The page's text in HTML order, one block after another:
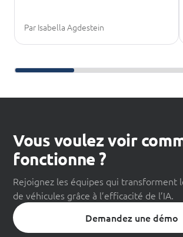
Par Isabella Agdestein
Faire défiler les lectures complémentaires
Vous voulez voir
fonctionne ?
Rejoignez les équipes qui transforment
de véhicules grâce à l’efficacité de l’IA.
Demandez une démo